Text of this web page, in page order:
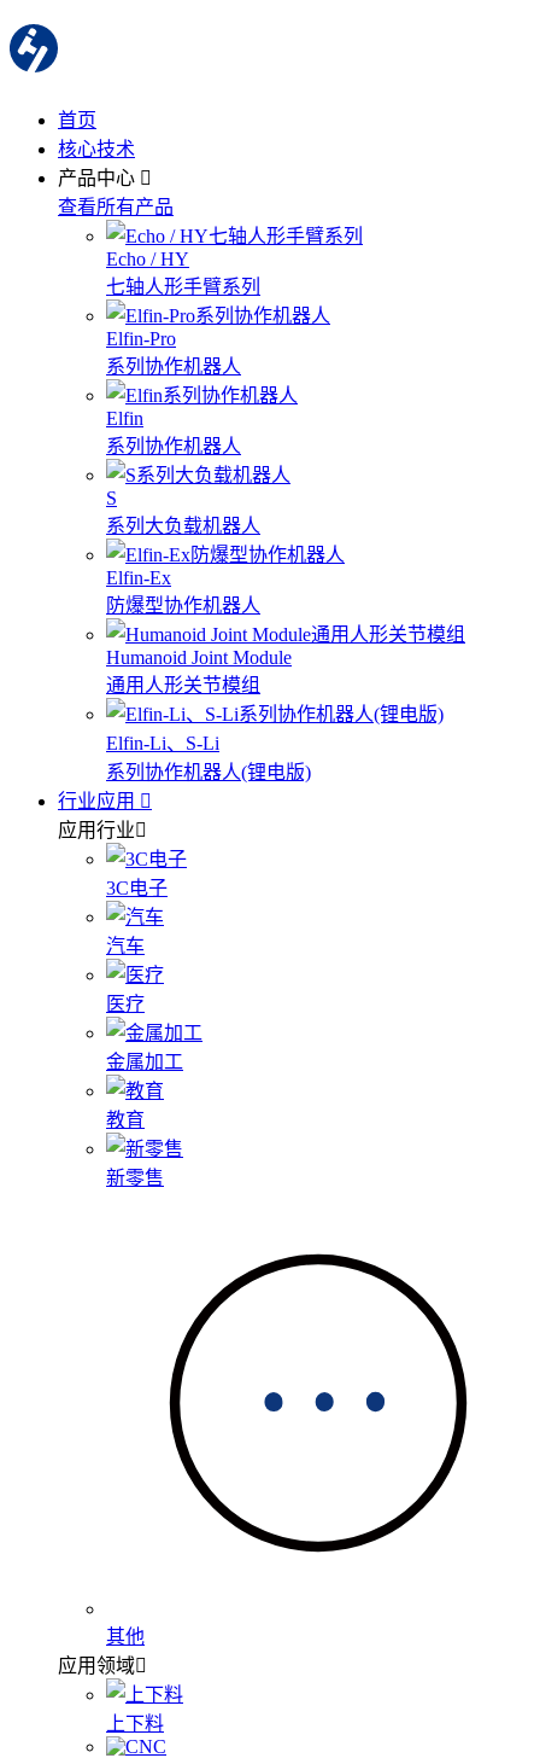
首页
核心技术
产品中心
查看所有产品
Echo / HY
七轴人形手臂系列
Elfin-Pro
系列协作机器人
Elfin
系列协作机器人
S
系列大负载机器人
Elfin-Ex
防爆型协作机器人
Humanoid Joint Module
通用人形关节模组
Elfin-Li、S-Li
系列协作机器人(锂电版)
行业应用
应用行业
3C电子
汽车
医疗
金属加工
教育
新零售
其他
应用领域
上下料